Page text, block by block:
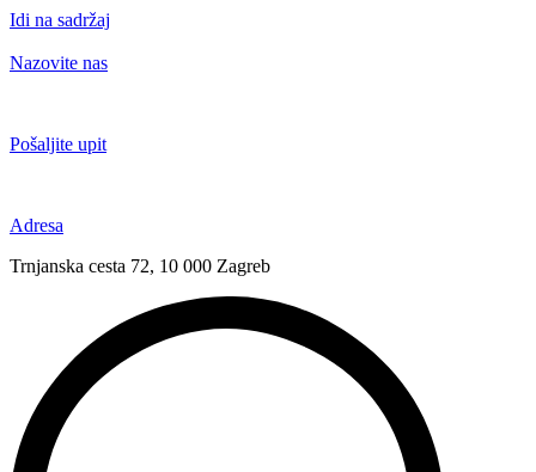
Idi na sadržaj
Nazovite nas
Pošaljite upit
Adresa
Trnjanska cesta 72, 10 000 Zagreb